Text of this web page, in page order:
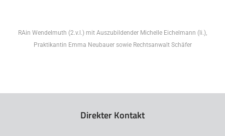
RAin Wendelmuth (2.v.l.) mit Auszubildender Michelle Eichelmann (li.),
Praktikantin Emma Neubauer sowie Rechtsanwalt Schäfer
Direkter Kontakt